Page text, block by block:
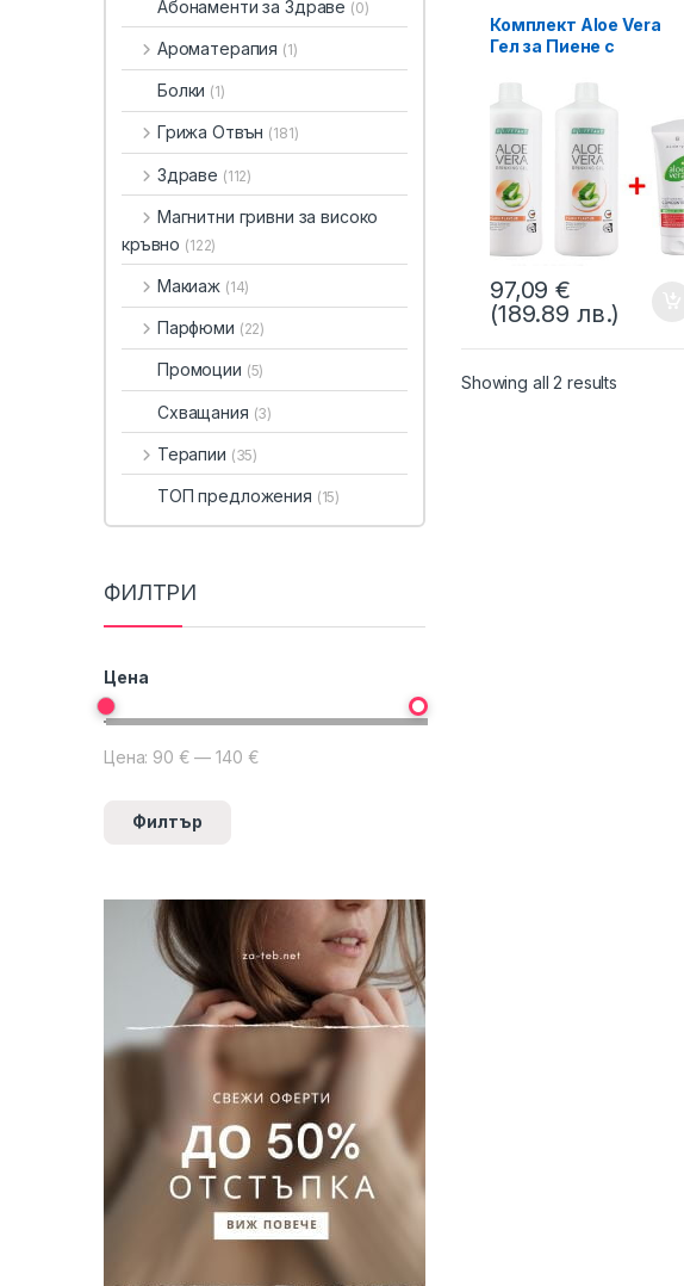
Комплект Aloe Vera
Гел за Пиене с
диабетици, две
бутилки + Крем
Концентрат Алое Вера
при Кожни проблеми
97,09€
(189.89 лв.)
Showing all 2 results
Абонаменти за Здраве (0)
Ароматерапия (1)
Болки (1)
Грижа Отвън (181)
Здраве (112)
Магнитни гривни за високо
кръвно (122)
Макиаж (14)
Парфюми (22)
Промоции (5)
Схващания (3)
Терапии (35)
ТОП предложения (15)
ФИЛТРИ
Цена
Минимална цена
Максимална цена
Филтър
Цена: 90 € —140 €